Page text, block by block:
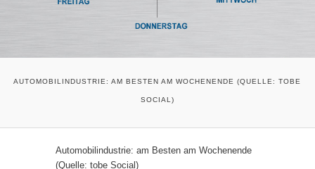
AUTOMOBILINDUSTRIE: AM BESTEN AM WOCHENENDE (QUELLE: TOBE
SOCIAL)
Automobilindustrie: am Besten am Wochenende
(Quelle: tobe Social)